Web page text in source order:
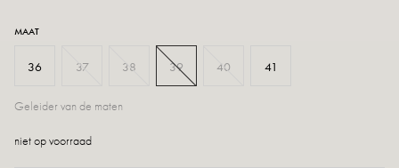
MAAT
36 37 38 39 40 41
Geleider van de maten
niet op voorraad